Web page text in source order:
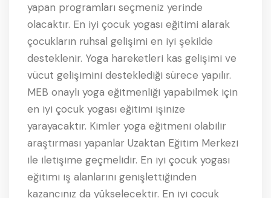
yapan programları seçmeniz yerinde
olacaktır. En iyi çocuk yogası eğitimi alarak
çocukların ruhsal gelişimi en iyi şekilde
desteklenir. Yoga hareketleri kas gelişimi ve
vücut gelişimini desteklediği sürece yapılır.
MEB onaylı yoga eğitmenliği yapabilmek için
en iyi çocuk yogası eğitimi işinize
yarayacaktır. Kimler yoga eğitmeni olabilir
araştırması yapanlar Uzaktan Eğitim Merkezi
ile iletişime geçmelidir. En iyi çocuk yogası
eğitimi iş alanlarını genişlettiğinden
kazancınız da yükselecektir. En iyi çocuk